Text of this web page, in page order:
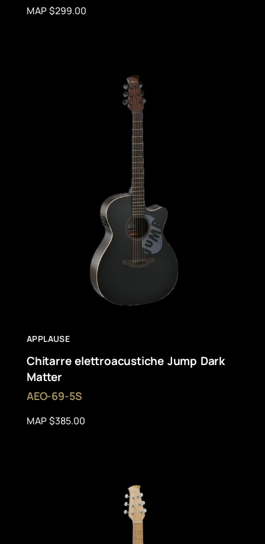
MAP $299.00
APPLAUSE
Chitarre elettroacustiche Jump Dark
Matter
AEO-69-5S
MAP $385.00